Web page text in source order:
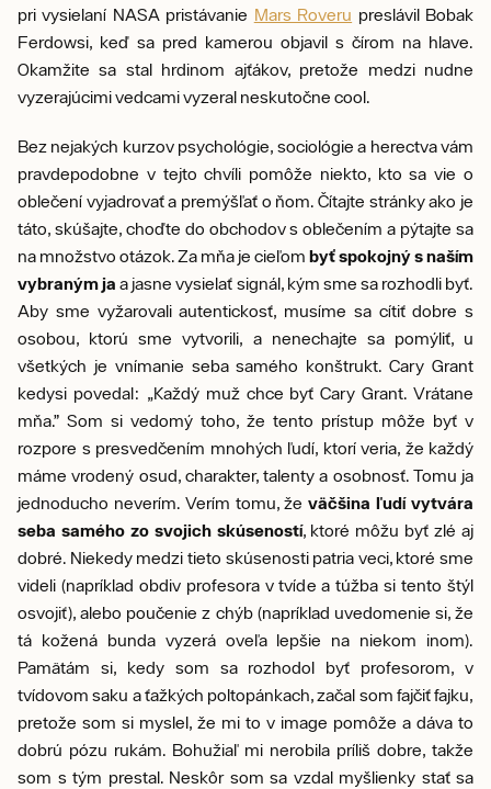
pri vysielaní NASA pristávanie Mars Roveru preslávil Bobak
Ferdowsi, keď sa pred kamerou objavil s čírom na hlave.
Okamžite sa stal hrdinom ajťákov, pretože medzi nudne
vyzerajúcimi vedcami vyzeral neskutočne cool.
Bez nejakých kurzov psychológie, sociológie a herectva vám
pravdepodobne v tejto chvíli pomôže niekto, kto sa vie o
oblečení vyjadrovať a premýšľať o ňom. Čítajte stránky ako je
táto, skúšajte, choďte do obchodov s oblečením a pýtajte sa
na množstvo otázok. Za mňa je cieľom byť spokojný s naším
vybraným ja a jasne vysielať signál, kým sme sa rozhodli byť.
Aby sme vyžarovali autentickosť, musíme sa cítiť dobre s
osobou, ktorú sme vytvorili, a nenechajte sa pomýliť, u
všetkých je vnímanie seba samého konštrukt. Cary Grant
kedysi povedal: „Každý muž chce byť Cary Grant. Vrátane
mňa.” Som si vedomý toho, že tento prístup môže byť v
rozpore s presvedčením mnohých ľudí, ktorí veria, že každý
máme vrodený osud, charakter, talenty a osobnosť. Tomu ja
jednoducho neverím. Verím tomu, ževäčšina ľudí vytvára
seba samého zo svojich skúseností, ktoré môžu byť zlé aj
dobré. Niekedy medzi tieto skúsenosti patria veci, ktoré sme
videli (napríklad obdiv profesora v tvíde a túžba si tento štýl
osvojiť), alebo poučenie z chýb (napríklad uvedomenie si, že
tá kožená bunda vyzerá oveľa lepšie na niekom inom).
Pamätám si, kedy som sa rozhodol byť profesorom, v
tvídovom saku a ťažkých poltopánkach, začal som fajčiť fajku,
pretože som si myslel, že mi to v image pomôže a dáva to
dobrú pózu rukám. Bohužiaľ mi nerobila príliš dobre, takže
som s tým prestal. Neskôr som sa vzdal myšlienky stať sa